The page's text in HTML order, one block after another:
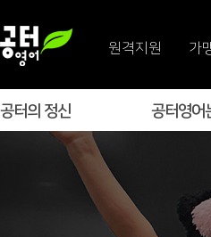
원격지원 가
공터의 정신 공터영어